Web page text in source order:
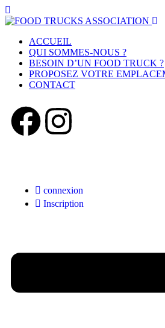
ACCUEIL
QUI SOMMES-NOUS ?
BESOIN D’UN FOOD TRUCK ?
PROPOSEZ VOTRE
CONTACT
connexion
Inscription